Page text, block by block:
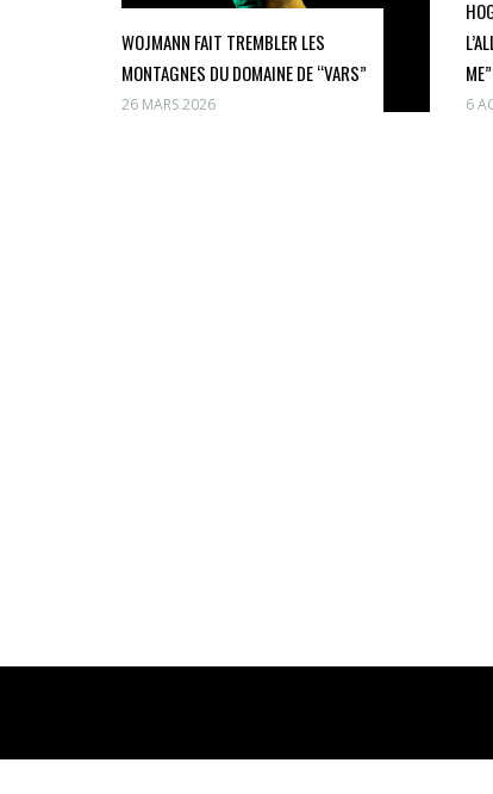
WOJMANN FAIT TREMBLER LES
MONTAGNES DU DOMAINE DE “VARS”
26 MARS 2026
ME”
6